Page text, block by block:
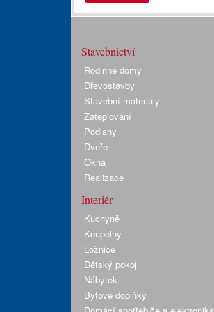
Stavebnictví
Rodinné domy
Dřevostavby
Stavební materiály
Zateplování
Podlahy
Dveře
Okna
Realizace
Interiér
Kuchyně
Koupelny
Ložnice
Dětský pokoj
Nábytek
Bytové doplňky